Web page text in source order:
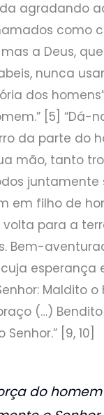
agradando
como
a Deus,
nunca
dos
[5] “Dá-
da parte do
mão, tanto
juntamente
em filho de
volta para a
Bem-
esperança
Maldito
(…)
[9, 10]
do